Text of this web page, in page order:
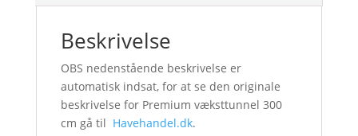
Beskrivelse
OBS nedenstående beskrivelse er
automatisk indsat, for at se den originale
beskrivelse for Premium væksttunnel 300
cm gå til Havehandel.dk.